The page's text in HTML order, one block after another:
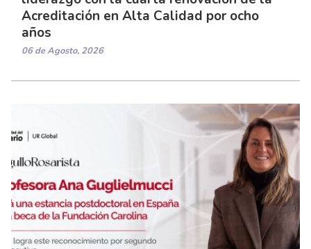
Acreditación en Alta Calidad por ocho
años
06 de Agosto, 2026